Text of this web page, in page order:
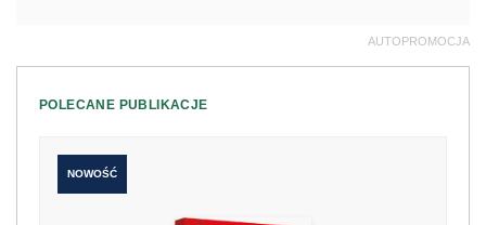
AUTOPROMOCJA
POLECANE PUBLIKACJE
NOWOŚĆ